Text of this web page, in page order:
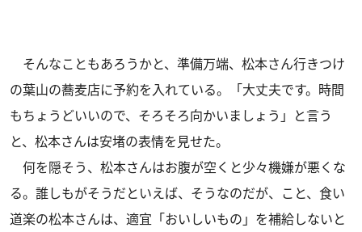
そんなこともあろうかと、準備万端、松本さん行きつけ
の葉山の蕎麦店に予約を入れている。「大丈夫です。時間
もちょうどいいので、そろそろ向かいましょう」と言う
と、松本さんは安堵の表情を見せた。
何を隠そう、松本さんはお腹が空くと少々機嫌が悪くな
る。誰しもがそうだといえば、そうなのだが、こと、食い
道楽の松本さんは、適宜「おいしいもの」を補給しないと